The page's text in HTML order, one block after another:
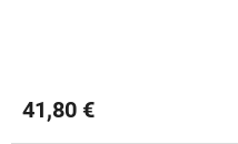
41,80 €